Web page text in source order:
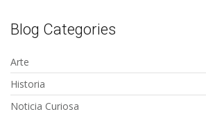
Blog Categories
Arte
Historia
Noticia Curiosa